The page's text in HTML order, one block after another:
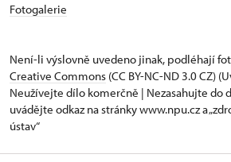
Fotogalerie
Není-li výslovně uvedeno jinak, podléhají
Creative Commons (CC BY-NC-ND 3.0 CZ)
Neužívejte dílo komerčně | Nezasahujte do
uvádějte odkaz na stránky www.npu.cz a
ústav“